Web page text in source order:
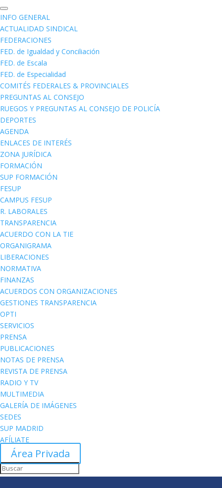
INFO GENERAL
ACTUALIDAD SINDICAL
FEDERACIONES
FED. de Igualdad y Conciliación
FED. de Escala
FED. de Especialidad
COMITÉS FEDERALES & PROVINCIALES
PREGUNTAS AL CONSEJO
RUEGOS Y PREGUNTAS AL CONSEJO DE POLICÍA
DEPORTES
AGENDA
ENLACES DE INTERÉS
ZONA JURÍDICA
FORMACIÓN
SUP FORMACIÓN
FESUP
CAMPUS FESUP
R. LABORALES
TRANSPARENCIA
ACUERDO CON LA TIE
ORGANIGRAMA
LIBERACIONES
NORMATIVA
FINANZAS
ACUERDOS CON ORGANIZACIONES
GESTIONES TRANSPARENCIA
OPTI
SERVICIOS
PRENSA
PUBLICACIONES
NOTAS DE PRENSA
REVISTA DE PRENSA
RADIO Y TV
MULTIMEDIA
GALERÍA DE IMÁGENES
SEDES
SUP MADRID
AFÍLIATE
Área Privada